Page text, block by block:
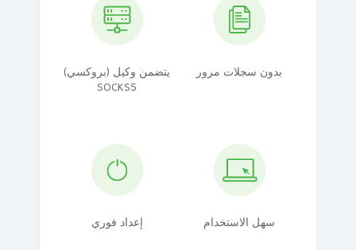
يتضمن وكيل (بروكسي)
SOCKS5
بدون سجلات مرور
إعداد فوري سهل الاستخدام